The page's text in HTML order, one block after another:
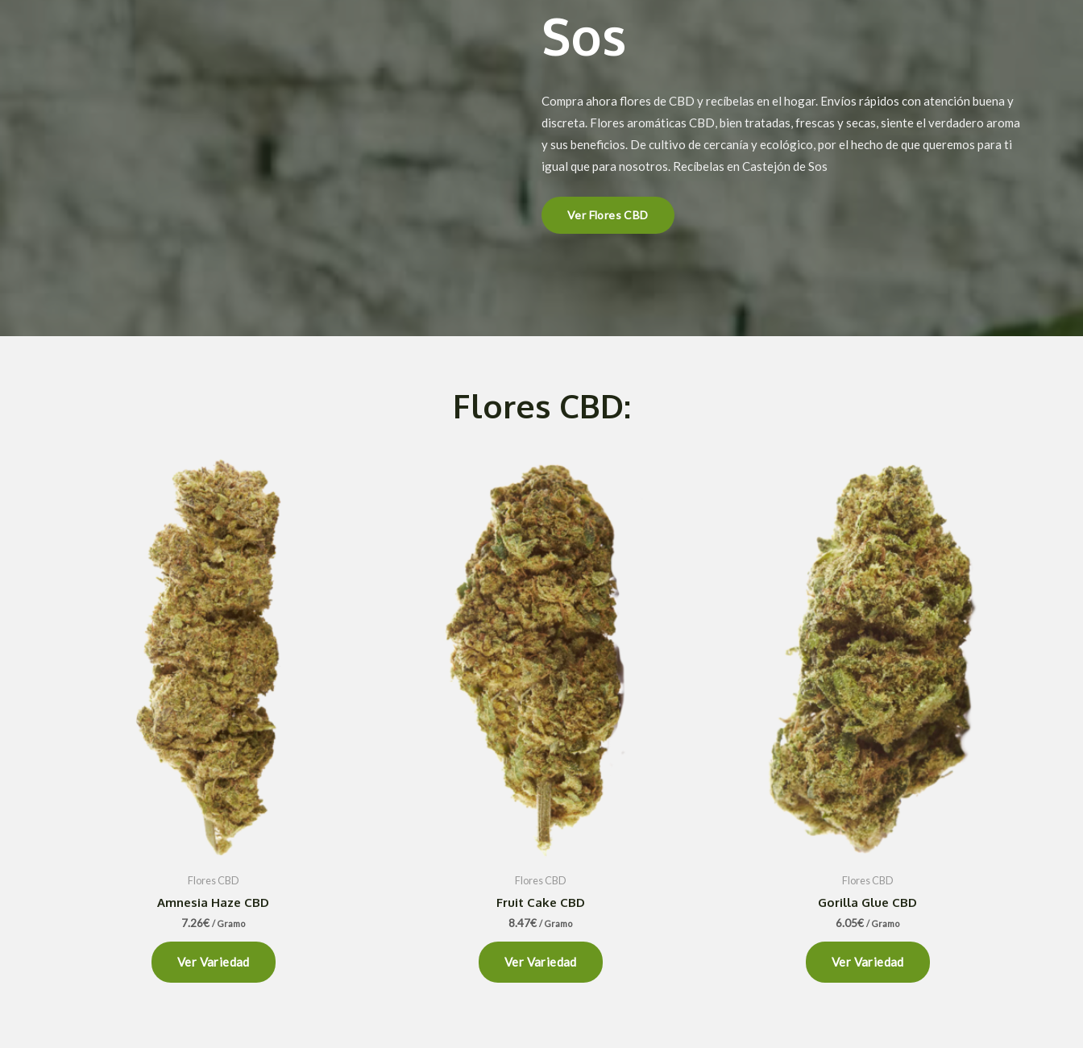
Sos
Compra ahora flores de CBD y recíbelas en el hogar. Envíos rápidos con atención buena y
discreta. Flores aromáticas CBD, bien tratadas, frescas y secas, siente el verdadero aroma
y sus beneficios. De cultivo de cercanía y ecológico, por el hecho de que queremos para ti
igual que para nosotros. Recíbelas en Castejón de Sos
Ver Flores CBD
Flores CBD:
Flores CBD
Amnesia Haze CBD
7.26€ / Gramo
Ver Variedad
Flores CBD
Fruit Cake CBD
8.47€ / Gramo
Ver Variedad
Flores CBD
Gorilla Glue CBD
6.05€ / Gramo
Ver Variedad